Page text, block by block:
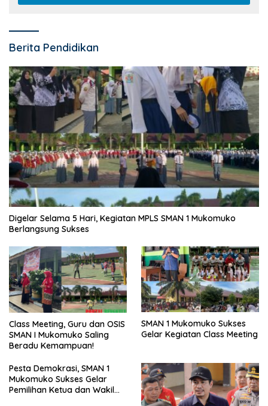
Berita Pendidikan
Digelar Selama 5 Hari, Kegiatan MPLS SMAN 1 Mukomuko
Berlangsung Sukses
Class Meeting, Guru dan OSIS
SMAN I Mukomuko Saling
Beradu Kemampuan!
SMAN 1 Mukomuko Sukses
Gelar Kegiatan Class Meeting
Pesta Demokrasi, SMAN 1
Mukomuko Sukses Gelar
Pemilihan Ketua dan Wakil